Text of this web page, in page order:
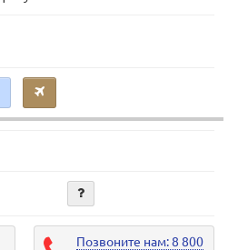
Позвоните нам: 8 800